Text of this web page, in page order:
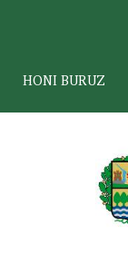
HONI BURUZ